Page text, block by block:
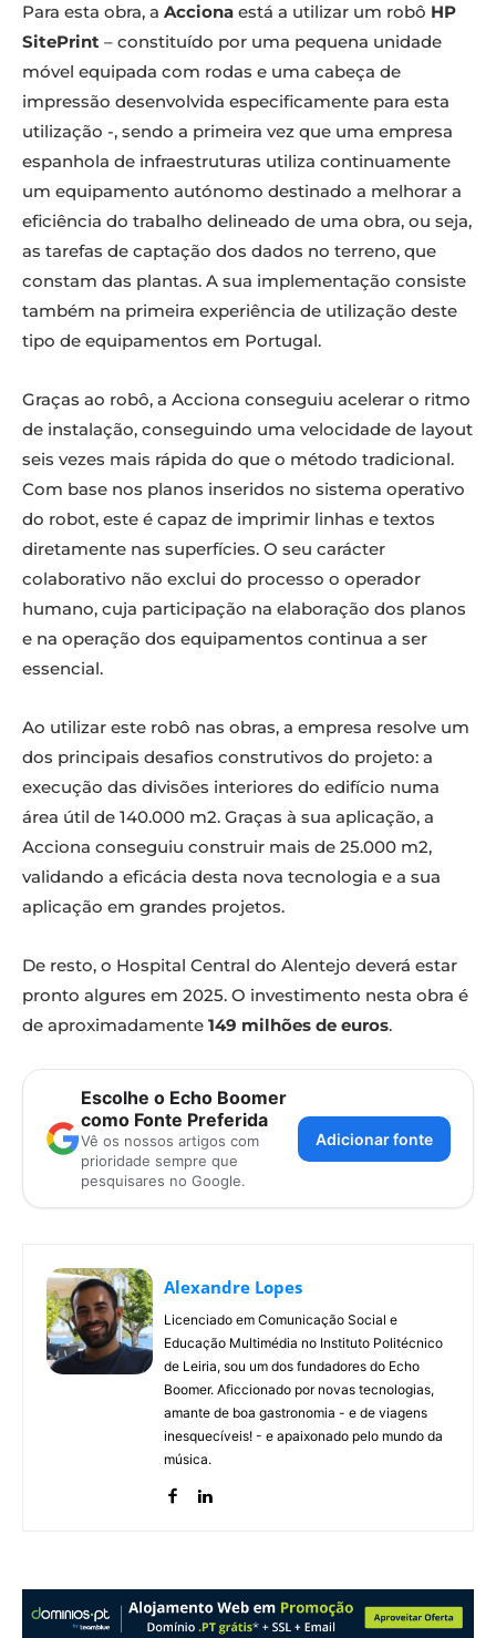
Para esta obra, a Acciona está a utilizar um robô HP
SitePrint – constituído por uma pequena unidade
móvel equipada com rodas e uma cabeça de
impressão desenvolvida especificamente para esta
utilização -, sendo a primeira vez que uma empresa
espanhola de infraestruturas utiliza continuamente
um equipamento autónomo destinado a melhorar a
eficiência do trabalho delineado de uma obra, ou seja,
as tarefas de captação dos dados no terreno, que
constam das plantas. A sua implementação consiste
também na primeira experiência de utilização deste
tipo de equipamentos em Portugal.
Graças ao robô, a Acciona conseguiu acelerar o ritmo
de instalação, conseguindo uma velocidade de layout
seis vezes mais rápida do que o método tradicional.
Com base nos planos inseridos no sistema operativo
do robot, este é capaz de imprimir linhas e textos
diretamente nas superfícies. O seu carácter
colaborativo não exclui do processo o operador
humano, cuja participação na elaboração dos planos
e na operação dos equipamentos continua a ser
essencial.
Ao utilizar este robô nas obras, a empresa resolve um
dos principais desafios construtivos do projeto: a
execução das divisões interiores do edifício numa
área útil de 140.000 m2. Graças à sua aplicação, a
Acciona conseguiu construir mais de 25.000 m2,
validando a eficácia desta nova tecnologia e a sua
aplicação em grandes projetos.
De resto, o Hospital Central do Alentejo deverá estar
pronto algures em 2025. O investimento nesta obra é
de aproximadamente 149 milhões de euros.
Escolhe o Echo Boomer
como Fonte Preferida
Vê os nossos artigos com
prioridade sempre que
pesquisares no Google.
Adicionar fonte
Alexandre Lopes
Licenciado em Comunicação Social e
Educação Multimédia no Instituto Politécnico
de Leiria, sou um dos fundadores do Echo
Boomer. Aficcionado por novas tecnologias,
amante de boa gastronomia - e de viagens
inesquecíveis! - e apaixonado pelo mundo da
música.